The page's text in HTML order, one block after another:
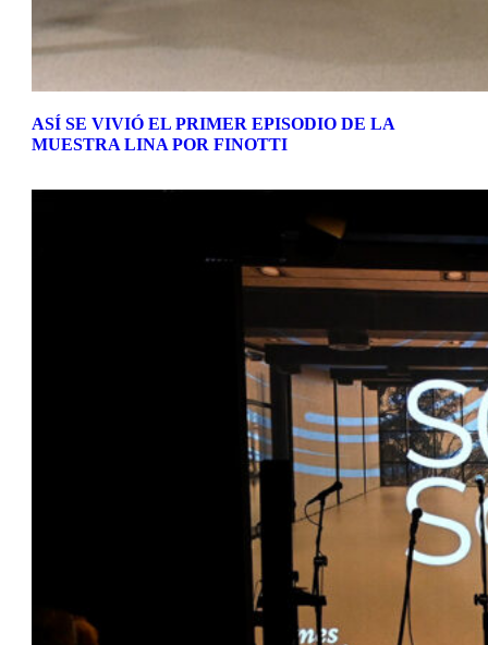
ASÍ SE VIVIÓ EL PRIMER EPISODIO DE LA
MUESTRA LINA POR FINOTTI